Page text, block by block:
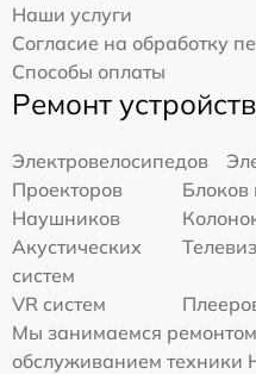
Наши услуги
Согласие на обработку
Способы оплаты
Ремонт устройств
Электровелосипедов
Проекторов
Блоков
Наушников
Акустических
систем
VR систем
Мы занимаемся
обслуживанием техники